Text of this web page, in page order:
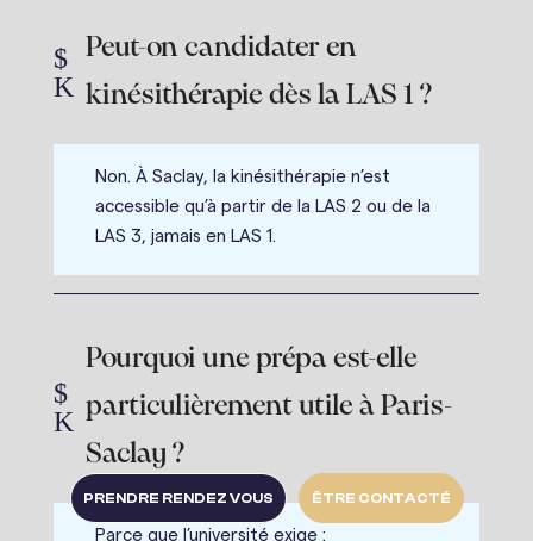
PRENDRE RENDEZ VOUS ÊTRE CONTACTÉ
Peut-on candidater en
kinésithérapie dès la LAS 1 ?
$
K
Non. À Saclay, la kinésithérapie n’est
accessible qu’à partir de la LAS 2 ou de la
LAS 3, jamais en LAS 1.
Pourquoi une prépa est-elle
particulièrement utile à Paris-
Saclay ?
$
K
Parce que l’université exige :